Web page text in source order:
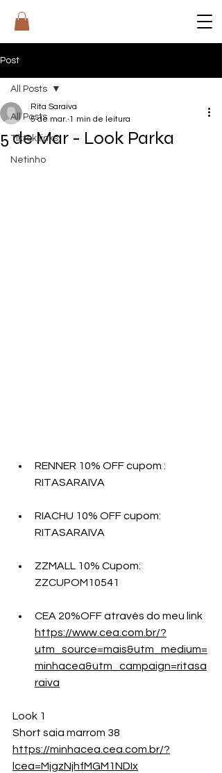
RIT
Post
All Posts
Tiktok links
Netinho
All Posts
5 de Mar - Look Parka
Rita Saraiva
5 de mar. 1 min de leitura
RENNER 10% OFF cupom :
RITASARAIVA
RIACHU 10% OFF cupom:
RITASARAIVA
ZZMALL 10% Cupom:
ZZCUPOM10541
CEA 20%OFF através do meu link
https://www.cea.com.br/?
utm_source=mais&utm_medium=
minhacea&utm_campaign=ritasa
raiva
Look 1
Short saia marrom 38
https://minhacea.cea.com.br/?
lcea=MjgzNjhfMGM1NDIx